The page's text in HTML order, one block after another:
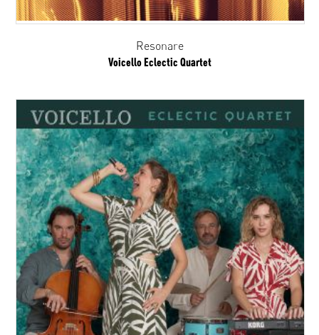
Resonare
Voicello Eclectic Quartet